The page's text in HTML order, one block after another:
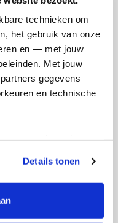
technieken om
het gebruik van onze
en — met jouw
Met jouw
gegevens
en technische
moment wijzigen of
de pagina. De
“details”.
Details tonen
kms